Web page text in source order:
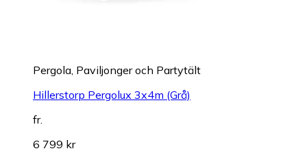
Pergola, Paviljonger och Partytält
Hillerstorp Pergolux 3x4m (Grå)
fr.
6 799 kr